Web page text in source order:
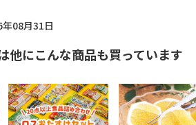
08月31日
他にこんな商品も買っています